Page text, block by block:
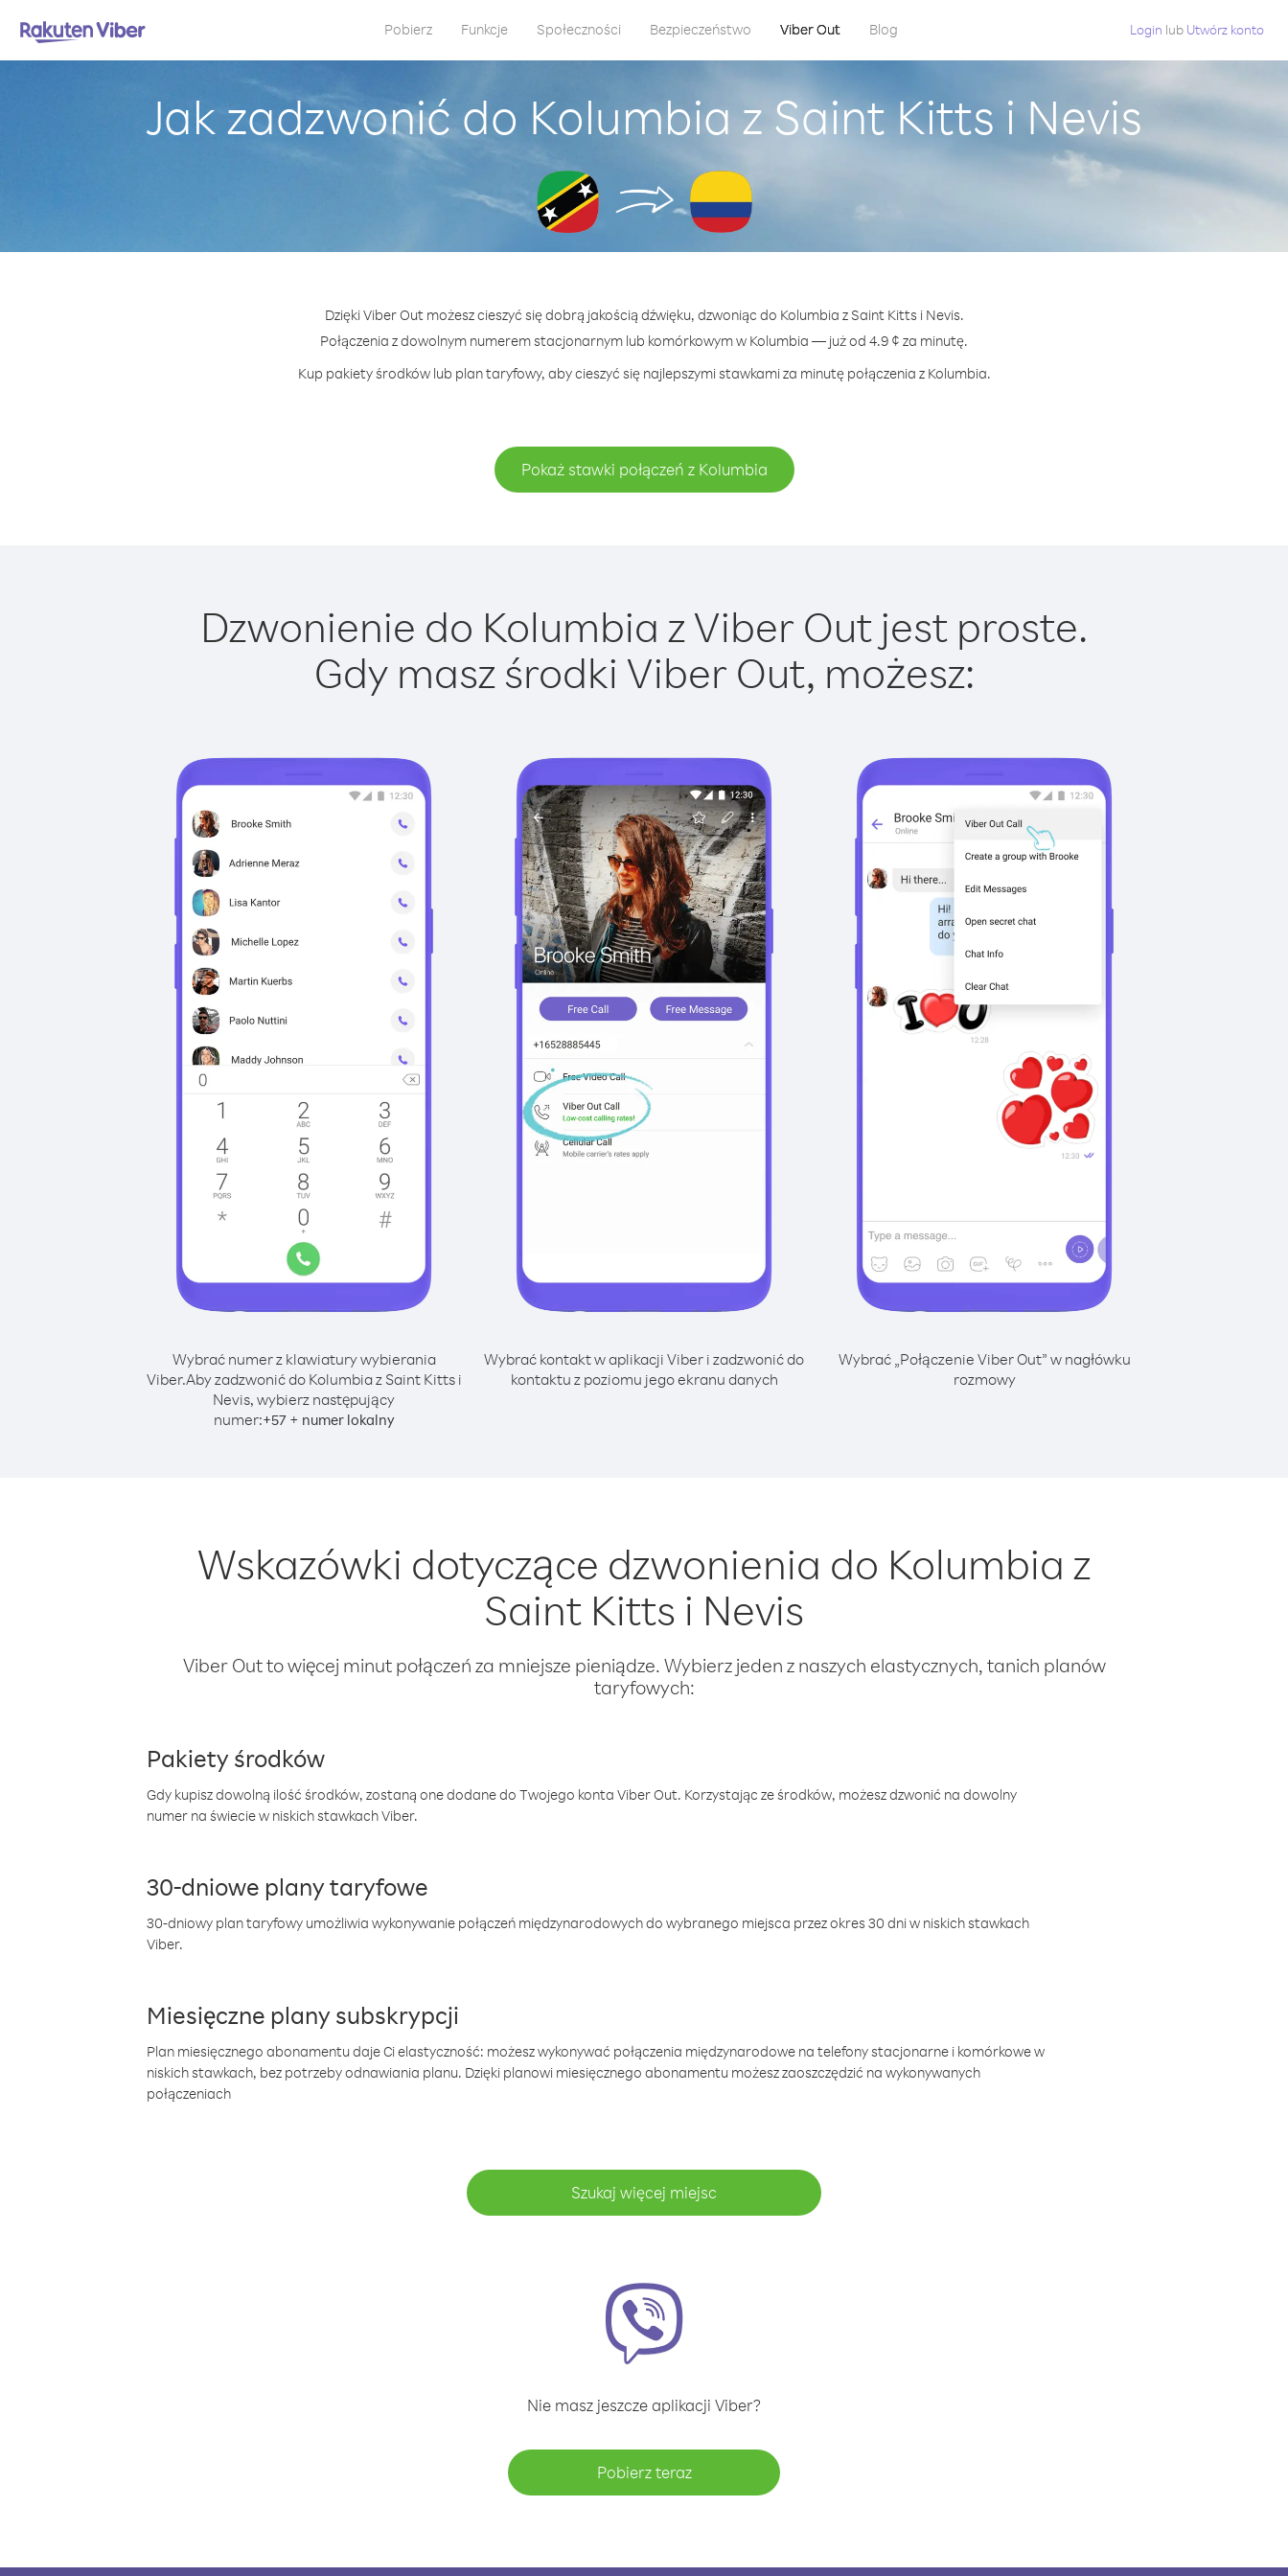
Pobierz Funkcje Społeczności Bezpieczeństwo Viber Out Blog Login lub Utwórz konto
Jak zadzwonić do Kolumbia z Saint Kitts i Nevis
Dzięki Viber Out możesz cieszyć się dobrą jakością dźwięku, dzwoniąc do Kolumbia z Saint Kitts i Nevis.
Połączenia z dowolnym numerem stacjonarnym lub komórkowym w Kolumbia — już od 4.9 ¢ za minutę.
Kup pakiety środków lub plan taryfowy, aby cieszyć się najlepszymi stawkami za minutę połączenia z Kolumbia.
Pokaż stawki połączeń z Kolumbia
Dzwonienie do Kolumbia z Viber Out jest proste.
Gdy masz środki Viber Out, możesz:
Wybrać numer z klawiatury wybierania
Viber.Aby zadzwonić do Kolumbia z Saint Kitts i
Nevis, wybierz następujący
numer:+57+ numer lokalny
Wybrać kontakt w aplikacji Viber i zadzwonić do
kontaktu z poziomu jego ekranu danych
Wybrać „Połączenie Viber Out” w nagłówku
rozmowy
Wskazówki dotyczące dzwonienia do Kolumbia z
Saint Kitts i Nevis
Viber Out to więcej minut połączeń za mniejsze pieniądze. Wybierz jeden z naszych elastycznych, tanich planów
taryfowych:
Pakiety środków
Gdy kupisz dowolną ilość środków, zostaną one dodane do Twojego konta Viber Out. Korzystając ze środków, możesz dzwonić na dowolny
numer na świecie w niskich stawkach Viber.
30-dniowe plany taryfowe
30-dniowy plan taryfowy umożliwia wykonywanie połączeń międzynarodowych do wybranego miejsca przez okres 30 dni w niskich stawkach
Viber.
Miesięczne plany subskrypcji
Plan miesięcznego abonamentu daje Ci elastyczność: możesz wykonywać połączenia międzynarodowe na telefony stacjonarne i komórkowe w
niskich stawkach, bez potrzeby odnawiania planu. Dzięki planowi miesięcznego abonamentu możesz zaoszczędzić na wykonywanych
połączeniach
Szukaj więcej miejsc
Nie masz jeszcze aplikacji Viber?
Pobierz teraz